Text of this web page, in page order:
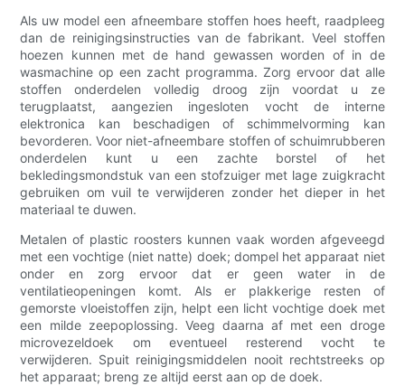
Als uw model een afneembare stoffen hoes heeft, raadpleeg
dan de reinigingsinstructies van de fabrikant. Veel stoffen
hoezen kunnen met de hand gewassen worden of in de
wasmachine op een zacht programma. Zorg ervoor dat alle
stoffen onderdelen volledig droog zijn voordat u ze
terugplaatst, aangezien ingesloten vocht de interne
elektronica kan beschadigen of schimmelvorming kan
bevorderen. Voor niet-afneembare stoffen of schuimrubberen
onderdelen kunt u een zachte borstel of het
bekledingsmondstuk van een stofzuiger met lage zuigkracht
gebruiken om vuil te verwijderen zonder het dieper in het
materiaal te duwen.
Metalen of plastic roosters kunnen vaak worden afgeveegd
met een vochtige (niet natte) doek; dompel het apparaat niet
onder en zorg ervoor dat er geen water in de
ventilatieopeningen komt. Als er plakkerige resten of
gemorste vloeistoffen zijn, helpt een licht vochtige doek met
een milde zeepoplossing. Veeg daarna af met een droge
microvezeldoek om eventueel resterend vocht te
verwijderen. Spuit reinigingsmiddelen nooit rechtstreeks op
het apparaat; breng ze altijd eerst aan op de doek.